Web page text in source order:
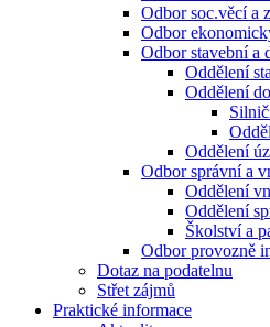
Odbor soc.věcí a
Odbor
Odbor stavební a
Oddělení
Oddělení
Oddělení
Odbor správní a
Oddělení
Oddělení
Školství a
Odbor provozně
Dotaz na podatelnu
Střet zájmů
Praktické informace